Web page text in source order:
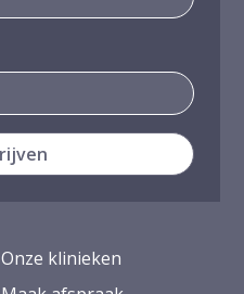
Onze klinieken